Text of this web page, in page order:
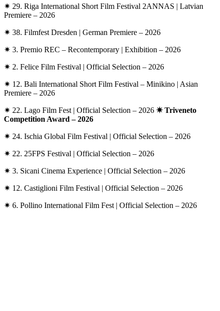
✷ 29. Riga International Short Film Festival 2ANNAS | Latvian
Premiere – 2026
✷ 38. Filmfest Dresden | German Premiere – 2026
✷ 3. Premio REC – Recontemporary | Exhibition – 2026
✷ 2. Felice Film Festival | Official Selection – 2026
✷ 12. Bali International Short Film Festival – Minikino | Asian
Premiere – 2026
✷ 22. Lago Film Fest | Official Selection – 2026 ✷ Triveneto
Competition Award – 2026
✷ 24. Ischia Global Film Festival | Official Selection – 2026
✷ 22. 25FPS Festival | Official Selection – 2026
✷ 3. Sicani Cinema Experience | Official Selection – 2026
✷ 12. Castiglioni Film Festival | Official Selection – 2026
✷ 6. Pollino International Film Fest | Official Selection – 2026